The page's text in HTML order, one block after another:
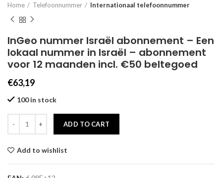
Home Telefoonnummer Internationaal telefoonnummer
InGeo nummer Israël abonnement – Een
lokaal nummer in Israël – abonnement
voor 12 maanden incl. €50 beltegoed
€63,19
100 in stock
ADD TO CART
Add to wishlist